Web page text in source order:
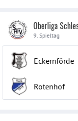
Oberliga
9. Spieltag
Eckernförde
Rotenhof